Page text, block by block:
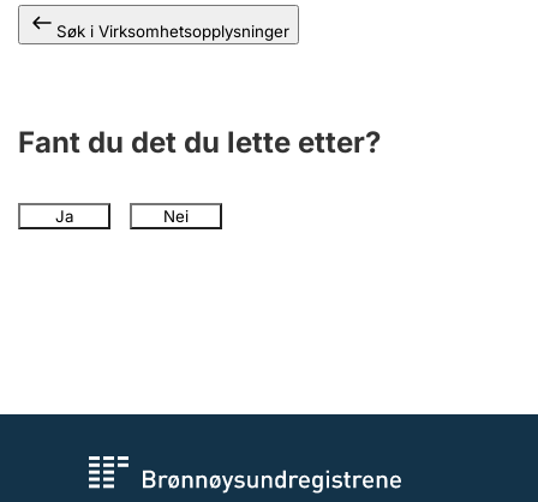
Søk i Virksomhetsopplysninger
Fant du det du lette etter?
Ja Nei